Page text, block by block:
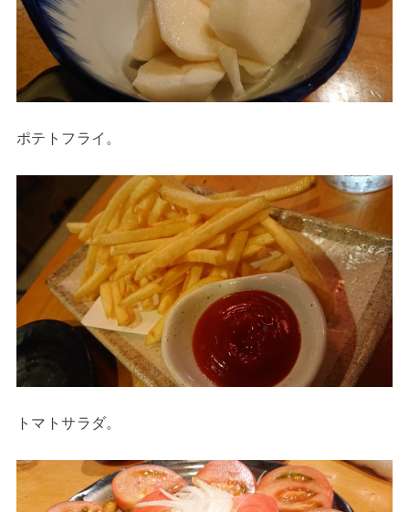
ポテトフライ。
トマトサラダ。